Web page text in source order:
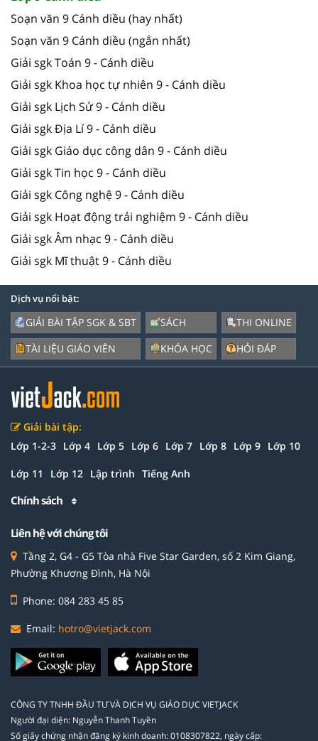
Soạn văn 9 Cánh diều (hay nhất)
Soạn văn 9 Cánh diều (ngắn nhất)
Giải sgk Toán 9 - Cánh diều
Giải sgk Khoa học tự nhiên 9 - Cánh diều
Giải sgk Lịch Sử 9 - Cánh diều
Giải sgk Địa Lí 9 - Cánh diều
Giải sgk Giáo dục công dân 9 - Cánh diều
Giải sgk Tin học 9 - Cánh diều
Giải sgk Công nghệ 9 - Cánh diều
Giải sgk Hoạt động trải nghiệm 9 - Cánh diều
Giải sgk Âm nhạc 9 - Cánh diều
Giải sgk Mĩ thuật 9 - Cánh diều
Dịch vụ nổi bật:
GIẢI BÀI TẬP SGK & SBT
TÀI LIỆU GIÁO VIÊN
SÁCH
KHÓA HỌC
THI ONLINE
HỎI ĐÁP
Giải bài tập:
Lớp 1-2-3 Lớp 4 Lớp 5 Lớp 6 Lớp 7 Lớp 8 Lớp 9 Lớp 10
Lớp 11 Lớp 12 Lập trình Tiếng Anh
Chính sách
Liên hệ với chúng tôi
Tầng 2, G4 - G5 Tòa nhà Five Star Garden, số 2 Kim Giang,
Phường Khương Đình, Hà Nội
Phone: 084 283 45 85
Email: hotro@vietjack.com
CÔNG TY TNHH ĐẦU TƯ VÀ DỊCH VỤ GIÁO DỤC VIETJACK
Người đại diện: Nguyễn Thanh Tuyền
Số giấy chứng nhận đăng ký kinh doanh: 0108307822, ngày cấp: